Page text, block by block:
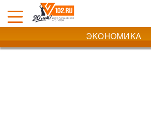
ЭКОНОМИКА